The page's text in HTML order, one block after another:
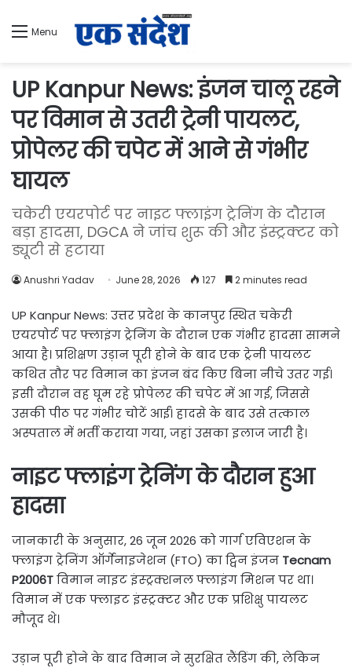
Menu
UP Kanpur News: इंजन चालू रहने
पर विमान से उतरी ट्रेनी पायलट,
प्रोपेलर की चपेट में आने से गंभीर
घायल
चकेरी एयरपोर्ट पर नाइट फ्लाइंग ट्रेनिंग के दौरान
बड़ा हादसा, DGCA ने जांच शुरू की और इंस्ट्रक्टर को
ड्यूटी से हटाया
Anushri Yadav June 28, 2026 127 2 minutes read
UP Kanpur News: उत्तर प्रदेश के कानपुर स्थित चकेरी
एयरपोर्ट पर फ्लाइंग ट्रेनिंग के दौरान एक गंभीर हादसा सामने
आया है। प्रशिक्षण उड़ान पूरी होने के बाद एक ट्रेनी पायलट
कथित तौर पर विमान का इंजन बंद किए बिना नीचे उतर गई।
इसी दौरान वह घूम रहे प्रोपेलर की चपेट में आ गई, जिससे
उसकी पीठ पर गंभीर चोटें आईं। हादसे के बाद उसे तत्काल
अस्पताल में भर्ती कराया गया, जहां उसका इलाज जारी है।
नाइट फ्लाइंग ट्रेनिंग के दौरान हुआ
हादसा
जानकारी के अनुसार, 26 जून 2026 को गार्ग एविएशन के
फ्लाइंग ट्रेनिंग ऑर्गेनाइजेशन (FTO) का ट्विन इंजन Tecnam
P2006Tविमान नाइट इंस्ट्रक्शनल फ्लाइंग मिशन पर था।
विमान में एक फ्लाइट इंस्ट्रक्टर और एक प्रशिक्षु पायलट
मौजूद थे।
उड़ान पूरी होने के बाद विमान ने सुरक्षित लैंडिंग की, लेकिन